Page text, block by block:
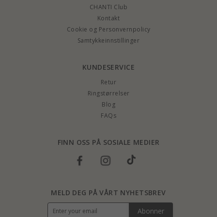
CHANTI Club
Kontakt
Cookie og Personvernpolicy
Samtykkeinnstillinger
KUNDESERVICE
Retur
Ringstørrelser
Blog
FAQs
FINN OSS PÅ SOSIALE MEDIER
MELD DEG PÅ VÅRT NYHETSBREV
Abonner